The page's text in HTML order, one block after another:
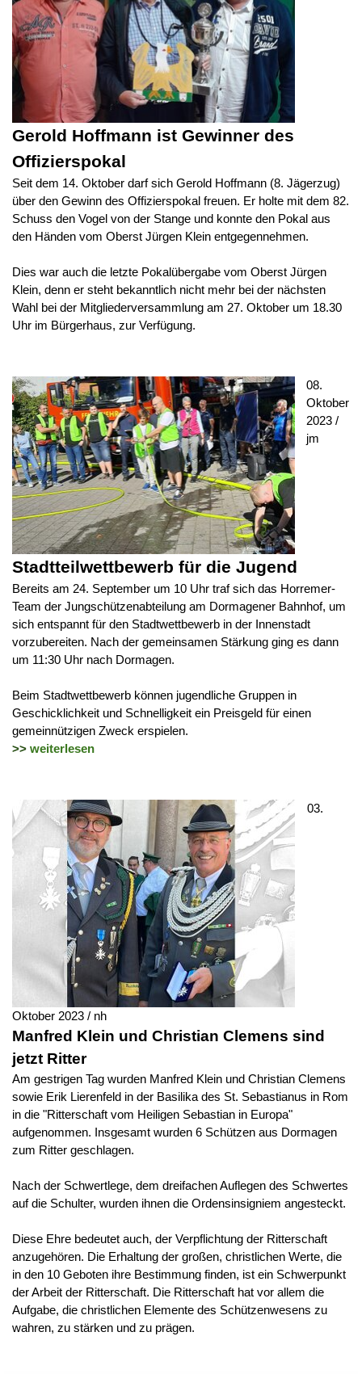
Gerold Hoffmann ist Gewinner des
Offizierspokal
Seit dem 14. Oktober darf sich Gerold Hoffmann (8. Jägerzug)
über den Gewinn des Offizierspokal freuen. Er holte mit dem 82.
Schuss den Vogel von der Stange und konnte den Pokal aus
den Händen vom Oberst Jürgen Klein entgegennehmen.
Dies war auch die letzte Pokalübergabe vom Oberst Jürgen
Klein, denn er steht bekanntlich nicht mehr bei der nächsten
Wahl bei der Mitgliederversammlung am 27. Oktober um 18.30
Uhr im Bürgerhaus, zur Verfügung.
08.
Oktober
2023 /
jm
Stadtteilwettbewerb für die Jugend
Bereits am 24. September um 10 Uhr traf sich das Horremer-
Team der Jungschützenabteilung am Dormagener Bahnhof, um
sich entspannt für den Stadtwettbewerb in der Innenstadt
vorzubereiten. Nach der gemeinsamen Stärkung ging es dann
um 11:30 Uhr nach Dormagen.
Beim Stadtwettbewerb können jugendliche Gruppen in
Geschicklichkeit und Schnelligkeit ein Preisgeld für einen
gemeinnützigen Zweck erspielen.
>> weiterlesen
03.
Oktober 2023 / nh
Manfred Klein und Christian Clemens sind
jetzt Ritter
Am gestrigen Tag wurden Manfred Klein und Christian Clemens
sowie Erik Lierenfeld in der Basilika des St. Sebastianus in Rom
in die "Ritterschaft vom Heiligen Sebastian in Europa"
aufgenommen. Insgesamt wurden 6 Schützen aus Dormagen
zum Ritter geschlagen.
Nach der Schwertlege, dem dreifachen Auflegen des Schwertes
auf die Schulter, wurden ihnen die Ordensinsigniem angesteckt.
Diese Ehre bedeutet auch, der Verpflichtung der Ritterschaft
anzugehören. Die Erhaltung der großen, christlichen Werte, die
in den 10 Geboten ihre Bestimmung finden, ist ein Schwerpunkt
der Arbeit der Ritterschaft. Die Ritterschaft hat vor allem die
Aufgabe, die christlichen Elemente des Schützenwesens zu
wahren, zu stärken und zu prägen.